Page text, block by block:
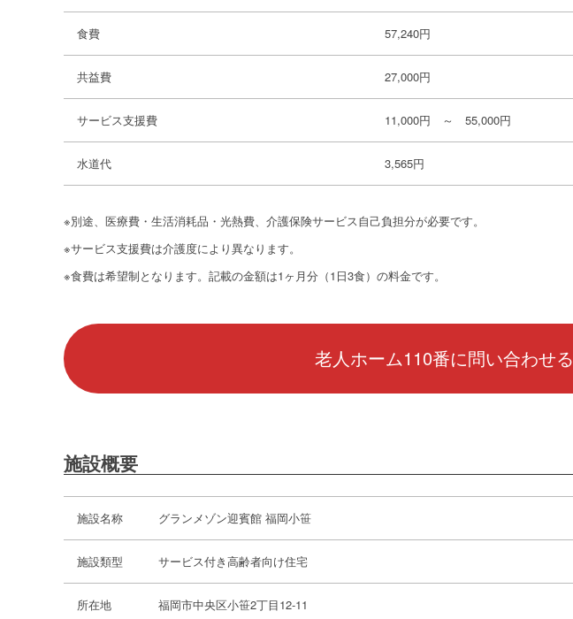
食費 57,240円
共益費 27,000円
サービス支援費 11,000円 ～ 55,000円
水道代 3,565円
※別途、医療費・生活消耗品・光熱費、介護保険サービス自己負担分が必要です。
※サービス支援費は介護度により異なります。
※食費は希望制となります。記載の金額は1ヶ月分（1日3食）の料金です。
老人ホーム110番に問い合わせる
施設概要
施設名称 グランメゾン迎賓館 福岡小笹
施設類型 サービス付き高齢者向け住宅
所在地 福岡市中央区小笹2丁目12-11